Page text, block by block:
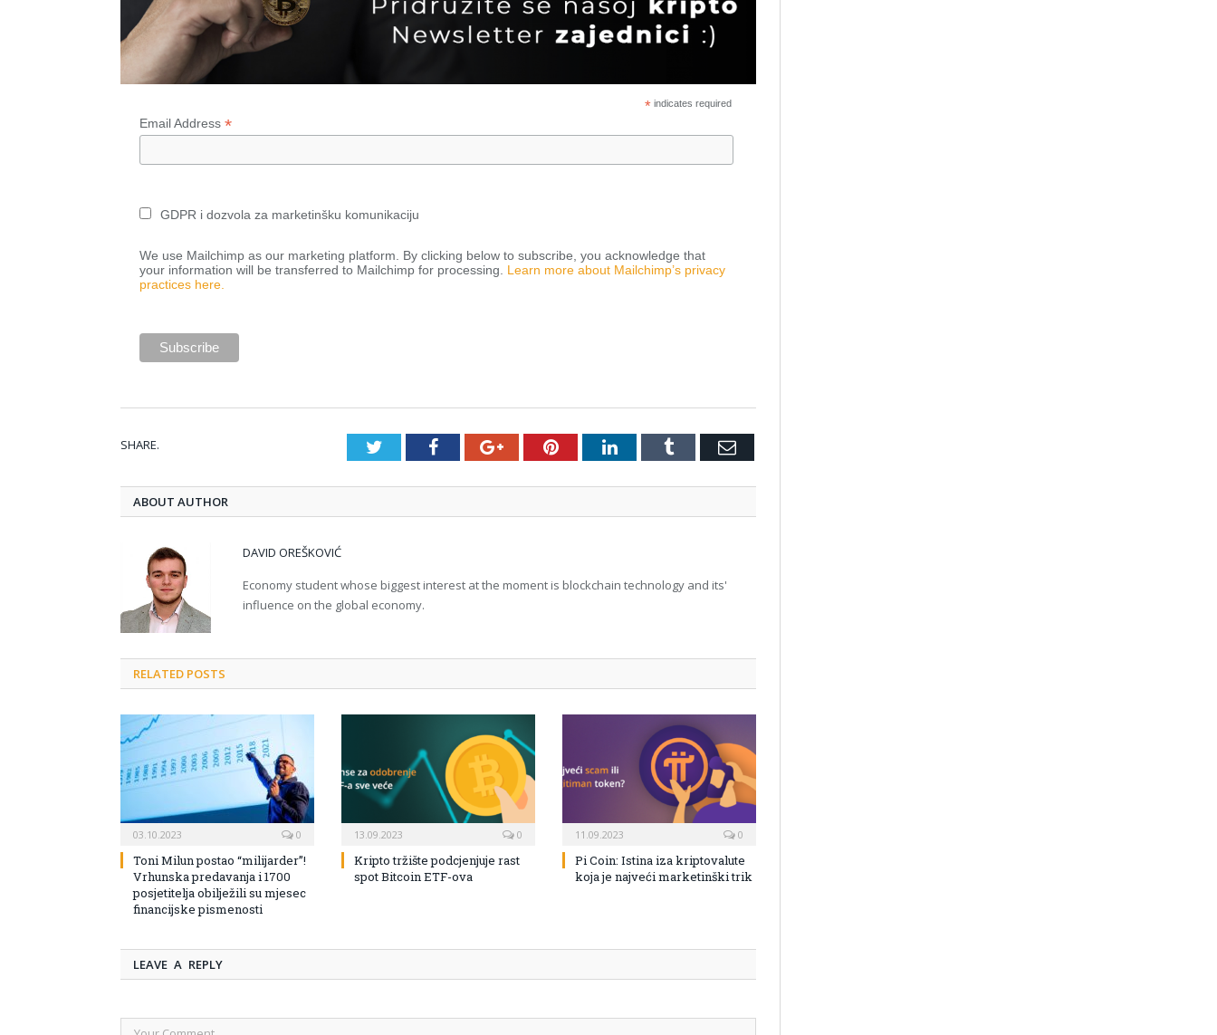
*indicates required
Email Address*
GDPR i dozvola za marketinšku komunikaciju
We use Mailchimp as our marketing platform. By clicking below to subscribe, you acknowledge that
your information will be transferred to Mailchimp for processing. Learn more about Mailchimp’s privacy
practices here.
SHARE. TwitterFacebookGoogle+PinterestLinkedInTumblr Email
ABOUT AUTHOR
DAVID OREŠKOVIĆ
Economy student whose biggest interest at the moment is blockchain technology and its'
influence on the global economy.
RELATED POSTS
03.10.2023 0
Toni Milun postao “milijarder”!
Vrhunska predavanja i 1700
posjetitelja obilježili su mjesec
financijske pismenosti
13.09.2023 0
Kripto tržište podcjenjuje rast
spot Bitcoin ETF-ova
11.09.2023 0
Pi Coin: Istina iza kriptovalute
koja je najveći marketinški trik
LEAVE A REPLY